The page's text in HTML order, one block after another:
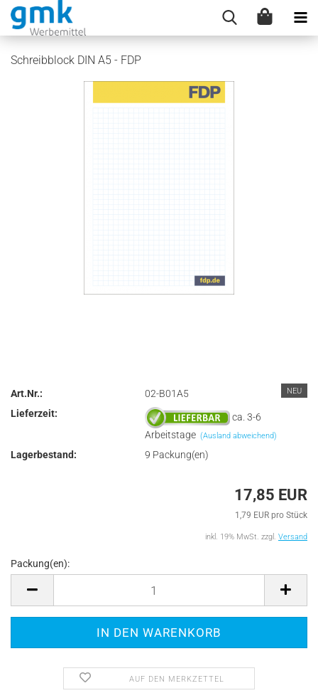
Schreibblock DIN A5 - FDP
NEU
Art.Nr.:
02-B01A5
Lieferzeit:
ca. 3-6
Arbeitstage(Ausland abweichend)
Lagerbestand: 9 Packung(en)
17,85 EUR
1,79 EUR pro Stück
inkl. 19% MwSt. zzgl. Versand
Packung(en):
AUF DEN MERKZETTEL